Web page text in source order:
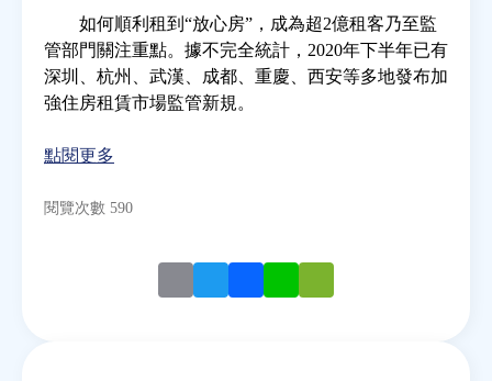
訂閱電子報
如何順利租到“放心房”，成為超2億租客乃至監
管部門關注重點。據不完全統計，2020年下半年已有
深圳、杭州、武漢、成都、重慶、西安等多地發布加
強住房租賃市場監管新規。
點閱更多
閱覽次數 590